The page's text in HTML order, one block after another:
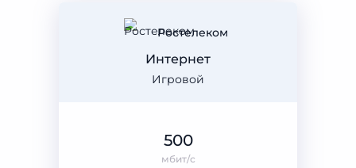
Ростелеком
Игровой
Интернет
500
мбит/с